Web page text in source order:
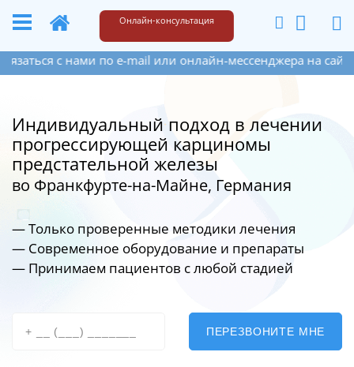
+49 173 6609187 Написать
Онлайн-консультация
по e-mail или онлайн-мессенджера на сайте
Индивидуальный подход в лечении
прогрессирующей карциномы
предстательной железы
во Франкфурте-на-Майне, Германия
— Только проверенные методики лечения
— Современное оборудование и препараты
— Принимаем пациентов с любой стадией
ПЕРЕЗВОНИТЕ МНЕ